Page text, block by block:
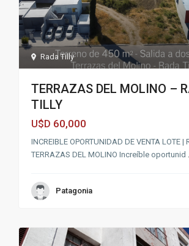
Rada Tilly
TERRAZAS DEL MOLINO –
TILLY
U$D 60,000
INCREIBLE OPORTUNIDAD DE VENTA LOTE |
TERRAZAS DEL MOLINO Increíble oportunid
Patagonia